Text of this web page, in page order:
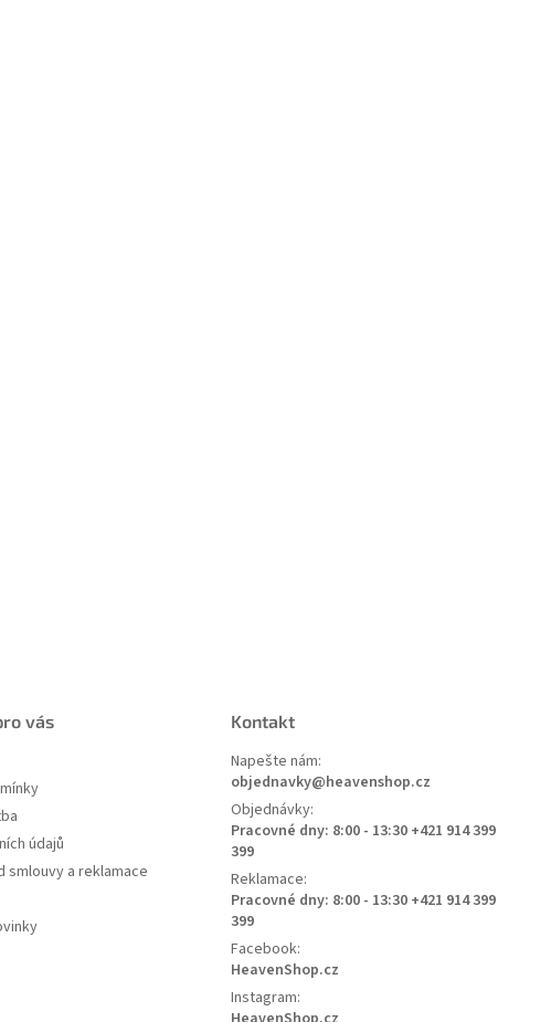
vás
údajů
smlouvy a reklamace
Kontakt
Napešte nám:
objednavky@heavenshop.cz
Objednávky:
Pracovné dny: 8:00 - 13:30 +421 914 399
399
Reklamace:
Pracovné dny: 8:00 - 13:30 +421 914 399
399
Facebook:
HeavenShop.cz
Instagram: